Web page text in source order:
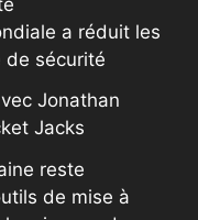
a réduit les
de sécurité
Jonathan
Jacks
reste
de mise à